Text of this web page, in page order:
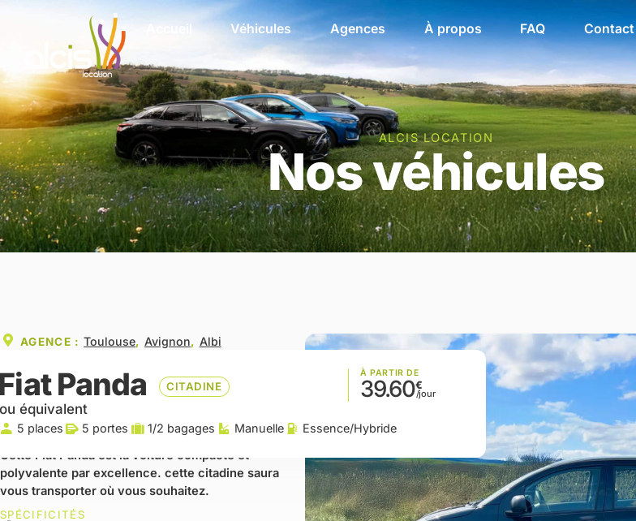
Accueil Véhicules Agences À propos FAQ Contact
ALCIS LOCATION
Nos véhicules
AGENCE :Toulouse, Avignon, Albi
Panda CITADINE
À PARTIR DE
39.60
équivalent
5 places 5 portes 1/2 bagages Manuelle Essence/Hybride
Cette Fiat Panda est la voiture compacte et
polyvalente par excellence. cette citadine saura
vous transporter où vous souhaitez.
SPÉCIFICITÉS